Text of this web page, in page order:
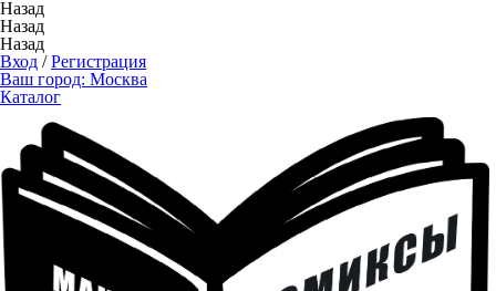
Назад
Назад
Назад
Вход /Регистрация
Ваш город: Москва
Каталог